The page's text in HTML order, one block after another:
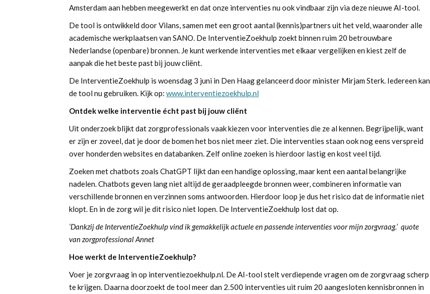
Amsterdam aan hebben meegewerkt en dat onze interventies nu ook vindbaar zijn via deze nieuwe AI-tool.
De tool is ontwikkeld door Vilans, samen met een groot aantal (kennis)partners uit het veld, waaronder alle
academische werkplaatsen van SANO. De InterventieZoekhulp zoekt binnen ruim 20 betrouwbare
Nederlandse (openbare) bronnen. Je kunt werkende interventies met elkaar vergelijken en kiest zelf de
aanpak die het beste past bij jouw cliënt.
De InterventieZoekhulp is woensdag 3 juni in Den Haag gelanceerd door minister Mirjam Sterk. Iedereen kan
de tool nu gebruiken. Kijk op: www.interventiezoekhulp.nl
Ontdek welke interventie écht past bij jouw cliënt
Uit onderzoek blijkt dat zorgprofessionals vaak kiezen voor interventies die ze al kennen. Begrijpelijk, want
er zijn er zoveel, dat je door de bomen het bos niet meer ziet. Die interventies staan ook nog eens verspreid
over honderden websites en databanken. Zelf online zoeken is hierdoor lastig en kost veel tijd.
Zoeken met chatbots zoals ChatGPT lijkt dan een handige oplossing, maar kent een aantal belangrijke
nadelen. Chatbots geven lang niet altijd de geraadpleegde bronnen weer, combineren informatie van
verschillende bronnen en verzinnen soms antwoorden. Hierdoor loop je dus het risico dat de informatie niet
klopt. En in de zorg wil je dit risico niet lopen. De InterventieZoekhulp lost dat op.
‘Dankzij de InterventieZoekhulp vind ik gemakkelijk actuele en passende interventies voor mijn zorgvraag.’ quote
van zorgprofessional Annet
Hoe werkt de InterventieZoekhulp?
Voer je zorgvraag in op interventiezoekhulp.nl. De AI-tool stelt verdiepende vragen om de zorgvraag scherp
te krijgen. Daarna doorzoekt de tool meer dan 2.500 interventies uit ruim 20 aangesloten kennisbronnen in